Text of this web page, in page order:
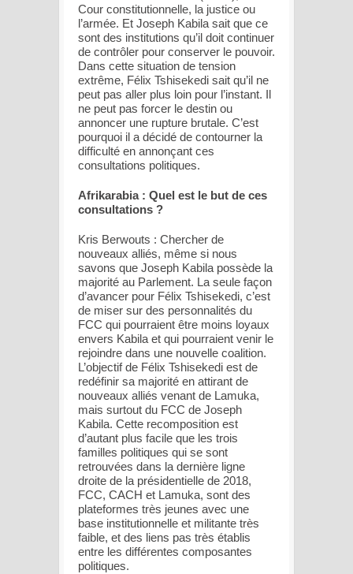
Cour constitutionnelle, la justice ou
l’armée. Et Joseph Kabila sait que ce
sont des institutions qu’il doit continuer
de contrôler pour conserver le pouvoir.
Dans cette situation de tension
extrême, Félix Tshisekedi sait qu’il ne
peut pas aller plus loin pour l’instant. Il
ne peut pas forcer le destin ou
annoncer une rupture brutale. C’est
pourquoi il a décidé de contourner la
difficulté en annonçant ces
consultations politiques.
Afrikarabia : Quel est le but de ces
consultations ?
Kris Berwouts : Chercher de
nouveaux alliés, même si nous
savons que Joseph Kabila possède la
majorité au Parlement. La seule façon
d’avancer pour Félix Tshisekedi, c’est
de miser sur des personnalités du
FCC qui pourraient être moins loyaux
envers Kabila et qui pourraient venir le
rejoindre dans une nouvelle coalition.
L’objectif de Félix Tshisekedi est de
redéfinir sa majorité en attirant de
nouveaux alliés venant de Lamuka,
mais surtout du FCC de Joseph
Kabila. Cette recomposition est
d’autant plus facile que les trois
familles politiques qui se sont
retrouvées dans la dernière ligne
droite de la présidentielle de 2018,
FCC, CACH et Lamuka, sont des
plateformes très jeunes avec une
base institutionnelle et militante très
faible, et des liens pas très établis
entre les différentes composantes
politiques.